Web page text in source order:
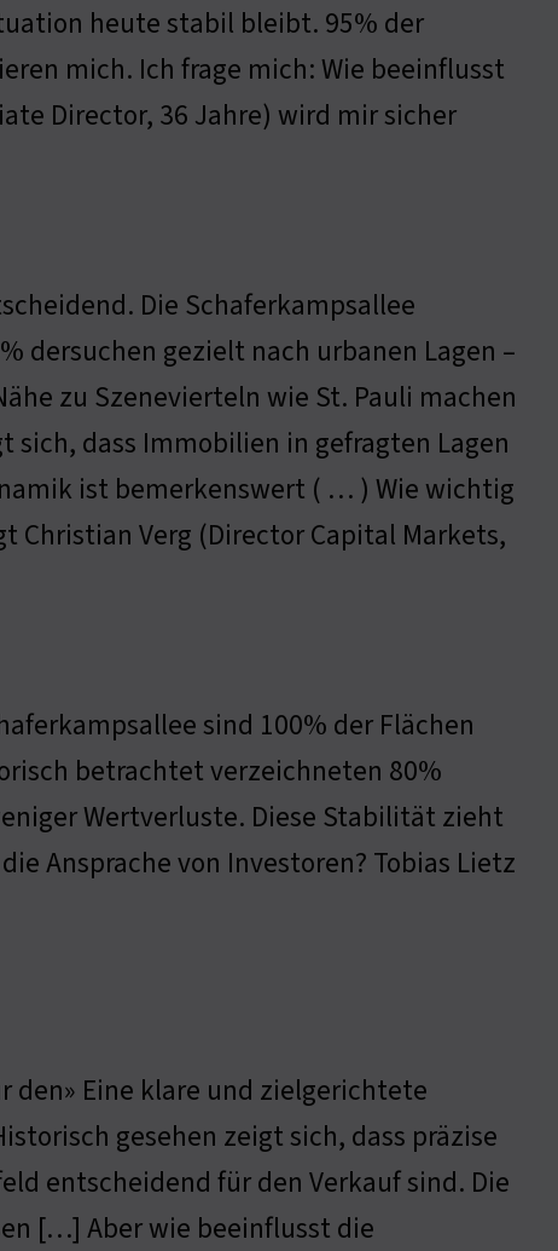
heute stabil bleibt. 95% der
mich. Ich frage mich: Wie beeinflusst
Director, 36 Jahre) wird mir sicher
Die Schaferkampsallee
dersuchen gezielt nach urbanen Lagen –
zu Szenevierteln wie St. Pauli machen
dass Immobilien in gefragten Lagen
ist bemerkenswert ( … ) Wie wichtig
Christian Verg (Director Capital Markets,
sind 100% der Flächen
betrachtet verzeichneten 80%
Wertverluste. Diese Stabilität zieht
Ansprache von Investoren? Tobias Lietz
den» Eine klare und zielgerichtete
gesehen zeigt sich, dass präzise
entscheidend für den Verkauf sind. Die
[…] Aber wie beeinflusst die